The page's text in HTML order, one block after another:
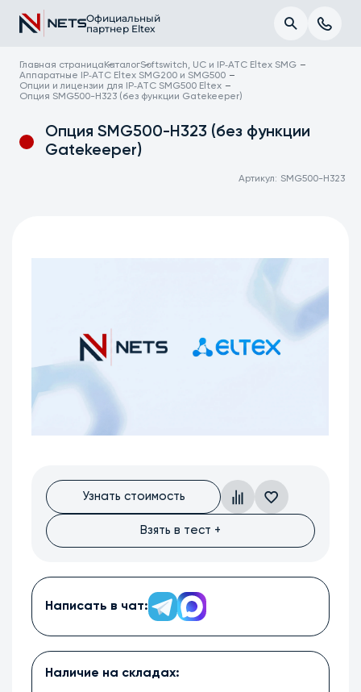
Официальный
партнер Eltex
Главная страница КаталогSoftswitch, UC и IP‑АТС Eltex SMG
Аппаратные IP‑АТС Eltex SMG200 и SMG500
Опции и лицензии для IP‑АТС SMG500 Eltex
Опция SMG500-H323 (без функции Gatekeeper)
Опция SMG500-H323 (без функции
Gatekeeper)
Артикул: SMG500-H323
Узнать стоимость
Взять в тест +
Написать в чат:
Наличие на складах: